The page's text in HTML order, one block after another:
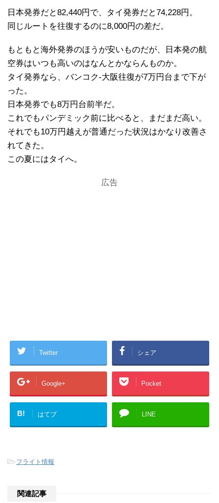
日本発券だと82,440円で、タイ発券だと74,228円。
同じルートを往復するのに8,000円の差だ。
もともと海外発券のほうが安いものだが、日本発の航
空券はいつも高いのはなんとかならんものか。
タイ発券なら、バンコク-大阪往復が7万円台まで下が
った。
日本発券でも8万円台前半だ。
これでもパンデミック前に比べると、まだまだ高い。
それでも10万円越えが普通だった状況はかなり改善さ
れてきた。
この夏にはタイへ。
広告
Twitter シェア
Google+ Pocket
B! はてブ LINE
-フライト情報
関連記事